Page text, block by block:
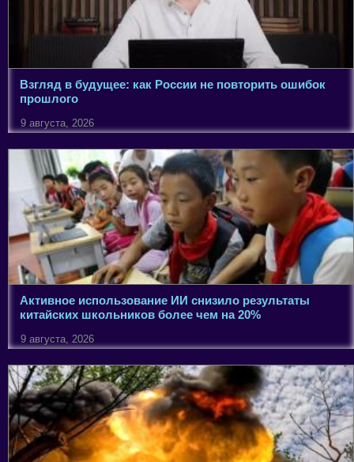
Взгляд в будущее: как России не повторить ошибок
прошлого
9 августа, 2026
Активное использование ИИ снизило результаты
китайских школьников более чем на 20%
9 августа, 2026